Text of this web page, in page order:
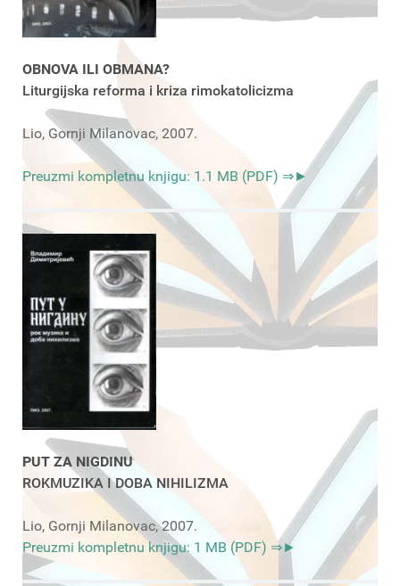
OBNOVA ILI OBMANA?
Liturgijska reforma i kriza rimokatolicizma
Lio, Gornji Milanovac, 2007.
Preuzmi kompletnu knjigu: 1.1 MB (PDF) ⇒►
PUT ZA NIGDINU
ROKMUZIKA I DOBA NIHILIZMA
Lio, Gornji Milanovac, 2007.
Preuzmi kompletnu knjigu: 1 MB (PDF) ⇒►